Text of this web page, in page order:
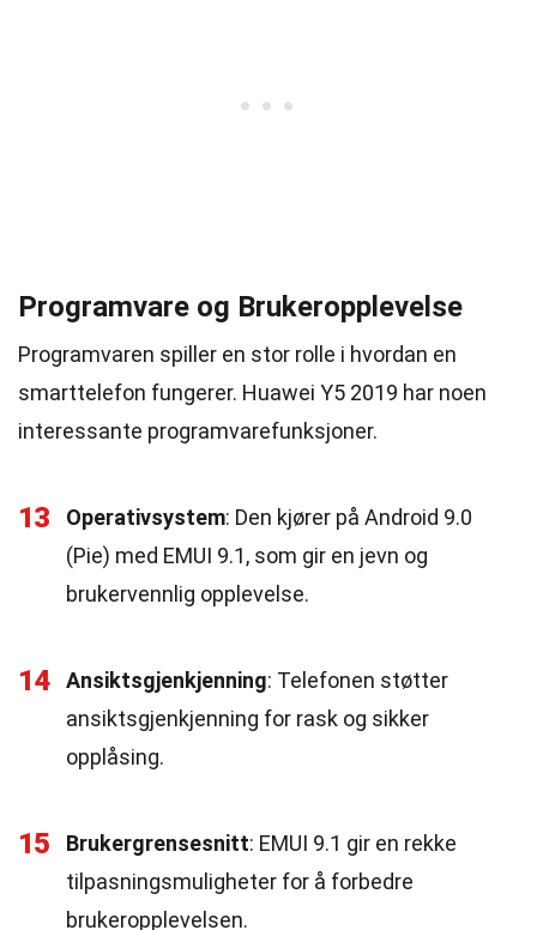
Programvare og Brukeropplevelse
Programvaren spiller en stor rolle i hvordan en
smarttelefon fungerer. Huawei Y5 2019 har noen
interessante programvarefunksjoner.
13 Operativsystem: Den kjører på Android 9.0
(Pie) med EMUI 9.1, som gir en jevn og
brukervennlig opplevelse.
14 Ansiktsgjenkjenning: Telefonen støtter
ansiktsgjenkjenning for rask og sikker
opplåsing.
15 Brukergrensesnitt: EMUI 9.1 gir en rekke
tilpasningsmuligheter for å forbedre
brukeropplevelsen.